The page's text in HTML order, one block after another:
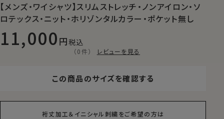
【メンズ・ワイシャツ】スリムストレッチ・ノンアイロン・ソ
ロテックス・ニット・ホリゾンタルカラー・ポケット無し
11,000 税込
（0件） レビューを見る
この商品のサイズを確認する
裄丈加工＆イニシャル刺繍をご希望の方は